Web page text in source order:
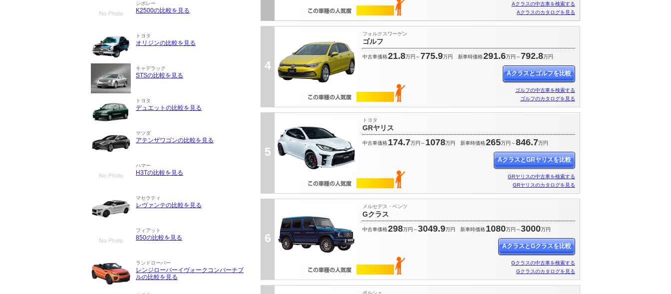
シボレー
K2500の比較を見る
トヨタ
オリジンの比較を見る
キャデラック
STSの比較を見る
トヨタ
デュエットの比較を見る
マツダ
アテンザワゴンの比較を見る
ハマー
H3Tの比較を見る
マセラティ
レヴァンテの比較を見る
フィアット
850の比較を見る
ランドローバー
レンジローバーイヴォークコンバーチブ
ルの比較を見る
Aクラスの中古車を検索する
Aクラスのカタログを見る
4
ゴルフ
フォルクスワーゲン
中古車価格21.8万円～775.9万円 新車時価格291.6万円～792.8万円
Aクラスとゴルフを比較
ゴルフの中古車を検索する
ゴルフのカタログを見る
5
GRヤリス
トヨタ
中古車価格174.7万円～ 1078万円 新車時価格265万円～846.7万円
AクラスとGRヤリスを比較
GRヤリスの中古車を検索する
GRヤリスのカタログを見る
6
Gクラス
メルセデス・ベンツ
中古車価格298万円～3049.9万円 新車時価格1080万円～3000万円
AクラスとGクラスを比較
Gクラスの中古車を検索する
Gクラスのカタログを見る
ポルシェ